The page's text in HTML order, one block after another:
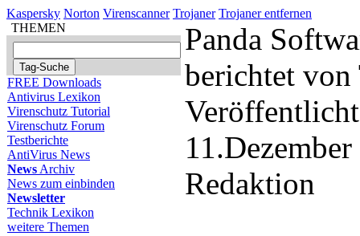
Kaspersky Norton Virenscanner Trojaner Trojaner entfernen
THEMEN
FREE Downloads
Antivirus Lexikon
Virenschutz Tutorial
Virenschutz Forum
Testberichte
AntiVirus News
News Archiv
News zum einbinden
Newsletter
Technik Lexikon
weitere Themen
Panda
berichtet von
Redaktion